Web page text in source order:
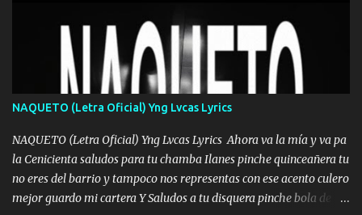
❌ www.elnorteduro.com ❌ Yo No limito los Sueños , si no existe
Uno pues Hallamos Modos , Si me caigo me Levanto, Aprendo Del
Error Y me sacudo El Lodo ❌ www.elnorteduro.com ❌ El Dinero
No me falta Pero Tampoco me Estorba , Por Eso Manejo Todo
Bien Regido Por mis Normas . Aquí no Se Sufre de Ego vengo Desde
Abajo y me costó subir Fue Con Trabajo Y Esfuerzo, Nada es
Regalado Me Super Invertir A Mí lado Una Princesa que A pesar de
Todo Siempre a estado ahí . Hecho pa...
NAQUETO (Letra Oficial) Yng Lvcas Lyrics
NAQUETO (Letra Oficial) Yng Lvcas Lyrics Ahora va la mía y va pa
la Cenicienta saludos para tu chamba Ilanes pinche quinceañera tu
no eres del barrio y tampoco nos representas con ese acento culero
mejor guardo mi cartera Y Saludos a tu disquera pinche bola de